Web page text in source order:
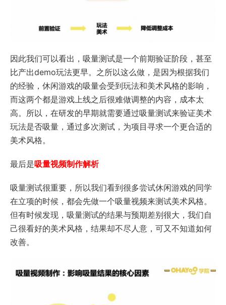
因此我们可以看出，吸量测试是一个前期验证阶段，甚至
比产出demo玩法更早。之所以这么做，是因为根据我们
的经验，休闲游戏的吸量会受到玩法和美术风格的影响，
而这两个都是游戏上线之后很难做调整的内容，成本太
高。所以，在研发的早期就需要通过吸量测试来验证美术
玩法是否吸量，通过多次测试，为项目寻求一个更合适的
美术风格。
最后是吸量视频制作解析
吸量测试很重要，所以我们看到很多尝试休闲游戏的同学
在立项的时候，都会先做一个吸量视频来测试美术风格。
但有时候发现，吸量测试的结果与预期差别很大，我们自
己很看好的美术风格，结果却不尽人意，可又不知道如何
改善。